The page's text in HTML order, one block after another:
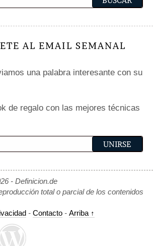
AL EMAIL SEMANAL
una palabra interesante con su
de regalo con las mejores técnicas
- Definicion.de
total o parcial de los contenidos
- Contacto - Arriba ↑